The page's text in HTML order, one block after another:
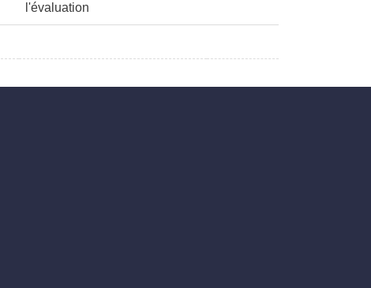
l'évaluation